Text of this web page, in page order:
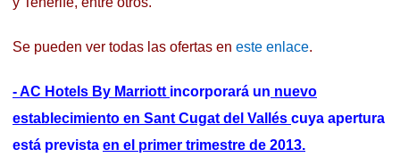
Se pueden ver todas las ofertas en este enlace.
- AC Hotels By Marriott incorporará un nuevo
establecimiento en Sant Cugat del Vallés cuya apertura
está prevista en el primer trimestre de 2013.